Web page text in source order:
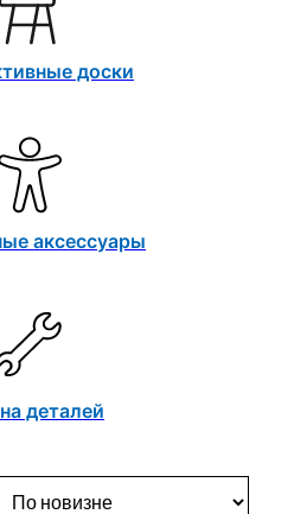
доски
аксессуары
деталей